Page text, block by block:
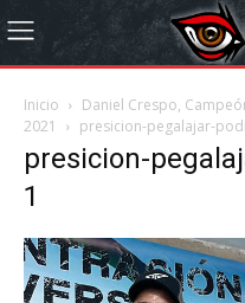
Inicio
Daniel Crespo,
2021
presicion-pegalajar-
presicion-
1